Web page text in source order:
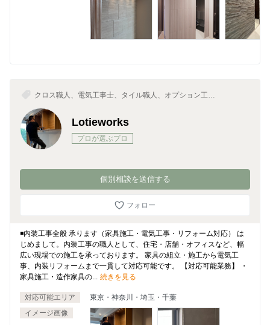
クロス職人、電気工事士、タイル職人、オプション工
Lotieworks
プロが選ぶプロ
個別相談を送信する
フォロー
◾️内装工事全般 承ります（家具施工・電気工事・リフォーム対応） は
じめまして。内装工事の職人として、住宅・店舗・オフィスなど、幅
広い現場での施工を承っております。 家具の組立・施工から電気工
事、内装リフォームまで一貫して対応可能です。 【対応可能業務】 ・
家具施工・造作家具の... 続きを見る
対応可能エリア
東京・神奈川・埼玉・千葉
イメージ画像